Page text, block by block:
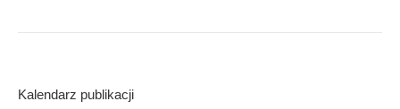
Kalendarz publikacji